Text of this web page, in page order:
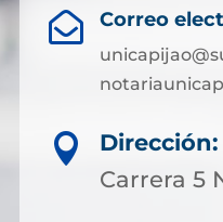
 Correo

Dirección:
Carrera 5